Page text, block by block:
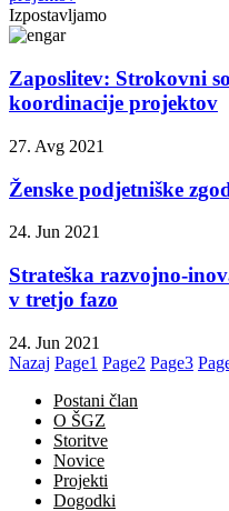
Izpostavljamo
Zaposlitev: Strokovni
koordinacije projektov
27. Avg 2021
Ženske podjetniške
24. Jun 2021
Strateška razvojno-
v tretjo fazo
24. Jun 2021
Nazaj Page1 Page2 Page3
Postani član
O ŠGZ
Storitve
Novice
Projekti
Dogodki